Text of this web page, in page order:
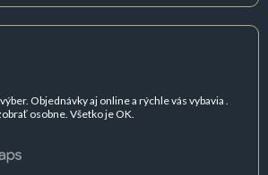
Objednávky aj online a rýchle vás vybavia .
osobne. Všetko je OK.